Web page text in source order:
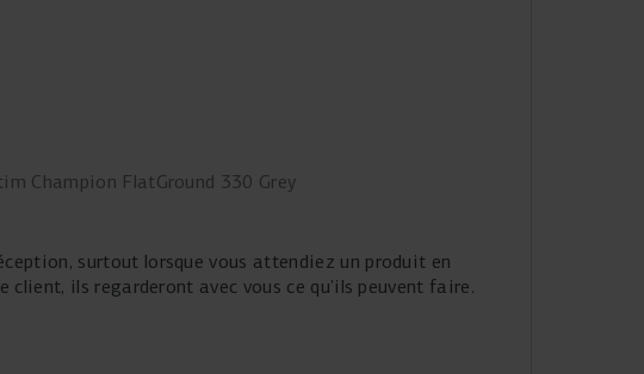
Champion FlatGround 330 Grey
surtout lorsque vous attendiez un produit en
ils regarderont avec vous ce qu’ils peuvent faire.